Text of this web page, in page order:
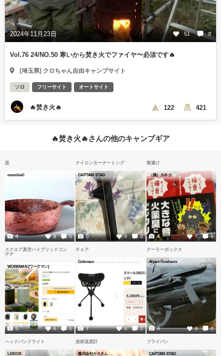
2024年11月23日 51 8
Vol.76 24/NO.50 寒いから焚き火でファイヤ〜必須です🔥
[埼玉県] クロちゃん自由キャンプサイト
ソロ フリーサイト オートサイト
🔥焚き火🔥 122 421
🔥焚き火🔥さんの他のキャンプギア
皿
mont-bell
8 0
4
ナイロンターナートング
CAPTAIN STAG
4 0
5
熊避け
（株）カネコ
7 0
4
スクエア真空ハイブリッドコン
テナ
WORKMAN (ワークマン)
6 0
5
チェア
Coleman
4 0
7
クーラーボックス
Alpen Outdoors
9 0
4
ヘッドバンドライト
LOGOS
放射温度計
株式会社カスタム
フライパン
CAPTAIN STAG